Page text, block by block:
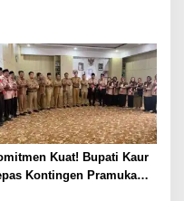
Kuat! Bupati Kaur
Kontingen Pramuka